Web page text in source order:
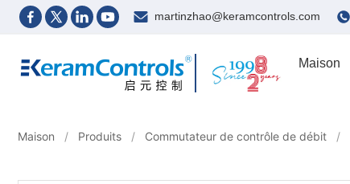
martinzhao@keramcontrols.com
Maison
Maison / Produits / Commutateur de contrôle de débit /